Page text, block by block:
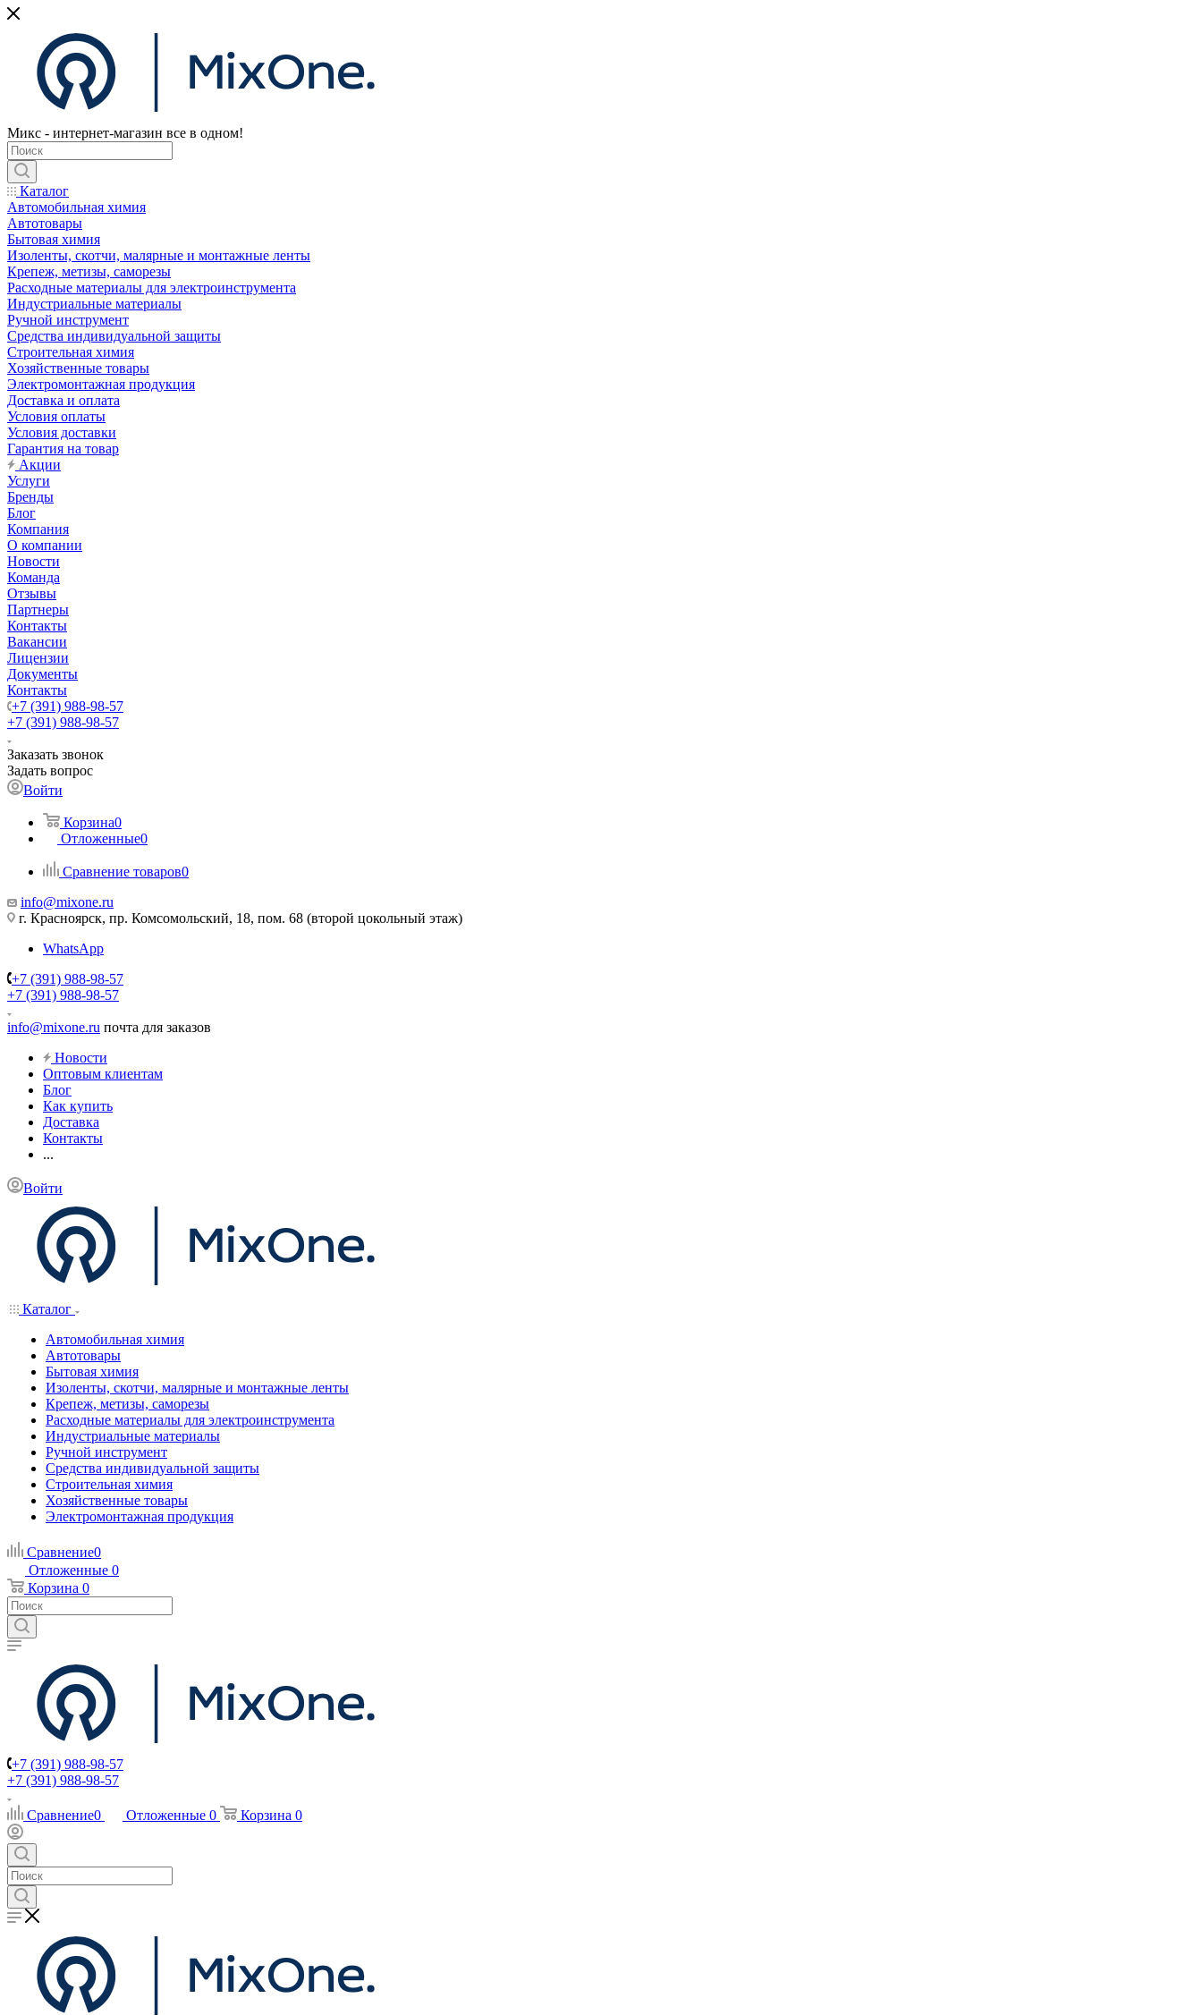
Микс - интернет-магазин все в одном!
Каталог
Автомобильная химия
Автотовары
Бытовая химия
Изоленты, скотчи, малярные и монтажные ленты
Крепеж, метизы, саморезы
Расходные материалы для электроинструмента
Индустриальные материалы
Ручной инструмент
Средства индивидуальной защиты
Строительная химия
Хозяйственные товары
Электромонтажная продукция
Доставка и оплата
Условия оплаты
Условия доставки
Гарантия на товар
Акции
Услуги
Бренды
Блог
Компания
О компании
Новости
Команда
Отзывы
Партнеры
Контакты
Вакансии
Лицензии
Документы
Контакты
+7 (391) 988-98-57
+7 (391) 988-98-57
Заказать звонок
Задать вопрос
Войти
Корзина0
Отложенные0
Сравнение товаров0
info@mixone.ru
г. Красноярск, пр. Комсомольский, 18, пом. 68 (второй цокольный этаж)
WhatsApp
+7 (391) 988-98-57
+7 (391) 988-98-57
info@mixone.ru почта для заказов
Новости
Оптовым клиентам
Блог
Как купить
Доставка
Контакты
...
Войти
Каталог
Автомобильная химия
Автотовары
Бытовая химия
Изоленты, скотчи, малярные и монтажные ленты
Крепеж, метизы, саморезы
Расходные материалы для электроинструмента
Индустриальные материалы
Ручной инструмент
Средства индивидуальной защиты
Строительная химия
Хозяйственные товары
Электромонтажная продукция
Сравнение0
Отложенные 0
Корзина 0
+7 (391) 988-98-57
+7 (391) 988-98-57
Сравнение0 Отложенные 0 Корзина 0